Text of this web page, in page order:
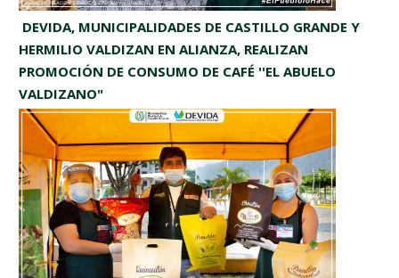
​ DEVIDA, MUNICIPALIDADES DE CASTILLO GRANDE Y
HERMILIO VALDIZAN EN ALIANZA, REALIZAN
PROMOCIÓN DE CONSUMO DE CAFÉ ''EL ABUELO
VALDIZANO" ​
Domingo, Noviembre 8, 2020
Leer más